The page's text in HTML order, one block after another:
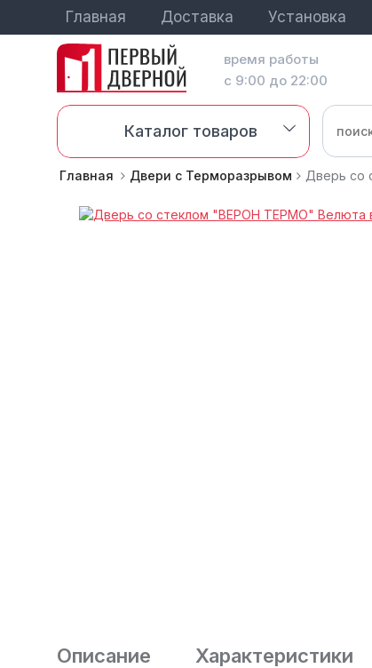
Главная Доставка Установка
время работы
с 9:00 до 22:00
Каталог товаров
Главная Двери с Терморазрывом Дверь со
Описание Характеристики